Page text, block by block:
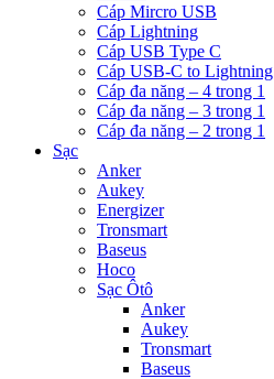
Cáp Mircro USB
Cáp Lightning
Cáp USB Type C
Cáp USB-C to Lightning
Cáp đa năng – 4 trong 1
Cáp đa năng – 3 trong 1
Cáp đa năng – 2 trong 1
Sạc
Anker
Aukey
Energizer
Tronsmart
Baseus
Hoco
Sạc Ôtô
Anker
Aukey
Tronsmart
Baseus